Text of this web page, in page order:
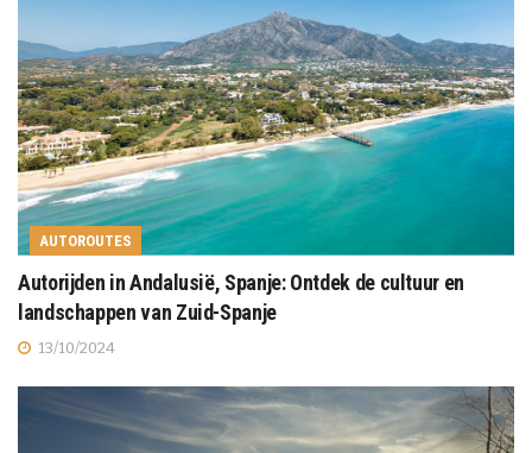
AUTOROUTES
Autorijden in Andalusië, Spanje: Ontdek de cultuur en
landschappen van Zuid-Spanje
13/10/2024